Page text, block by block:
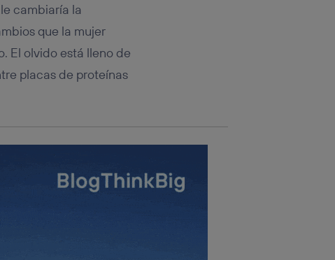
cambiaría la
que la mujer
El olvido está lleno de
placas de proteínas